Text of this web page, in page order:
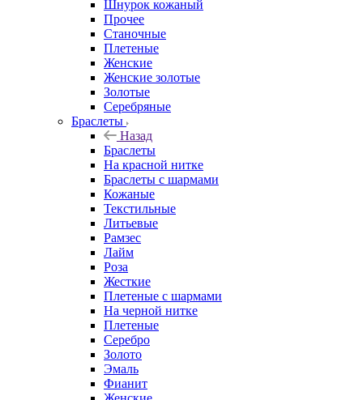
Шнурок кожаный
Прочее
Станочные
Плетеные
Женские
Женские золотые
Золотые
Серебряные
Браслеты
Назад
Браслеты
На красной нитке
Браслеты с шармами
Кожаные
Текстильные
Литьевые
Рамзес
Лайм
Роза
Жесткие
Плетеные с шармами
На черной нитке
Плетеные
Серебро
Золото
Эмаль
Фианит